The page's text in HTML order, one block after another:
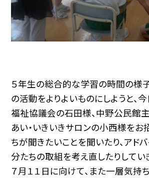
５年生の総合的な学習の時間の様
の活動をよりよいものにしようと、
福祉協議会の石田様、中野公民館
あい・いきいきサロンの小西様をお
ちが聞きたいことを聞いたり、アド
分たちの取組を考え直したりしてい
７月１１日に向けて、また一層気持